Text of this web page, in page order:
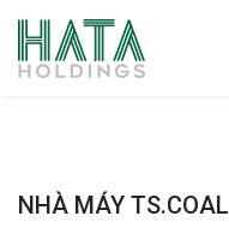
NHÀ MÁY TS.COAL